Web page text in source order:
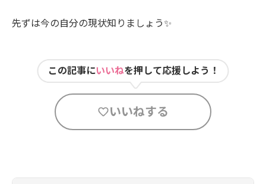
先ずは今の自分の現状知りましょう✨
この記事にいいねを押して応援しよう！
いいねする